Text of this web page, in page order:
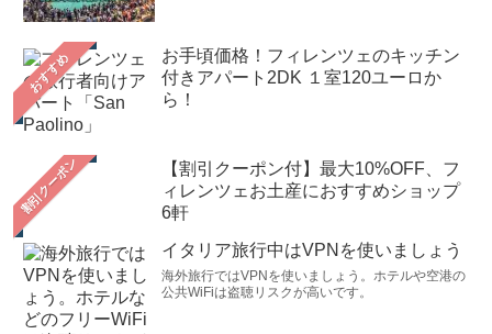
ダビデ像をじっくり鑑賞することができました。また、
HPでご案内されている革手袋ルチアーノさん、食材店ク
リスティーナさん、イル・カントゥッチョさん、ペル
ケ・ノ!さんにも立ち寄り、お土産等買いましたが、皆さ
なりました。ありがとうございました。（2018年10月）
最後の晩餐、およびFirenzeのサンマルコ美術館、アカデ
した。先日、すべて予定通り鑑賞して、無事帰国しまし
た。どこもスムースに入場でき、感謝しております。取
りにくい美術館の予約を取っていただき、本当にありが
おすすめ
お手頃価格！フィレンツェのキッチン
付きアパート2DK １室120ユーロか
ら！
【割引クーポン付】最大10%OFF、フ
ィレンツェお土産におすすめショップ
6軒
イタリア旅行中はVPNを使いましょう
海外旅行ではVPNを使いましょう。ホテルや空港の
公共WiFiは盗聴リスクが高いです。